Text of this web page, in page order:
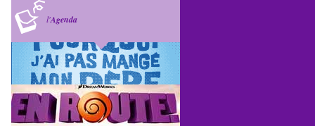
l'Agenda